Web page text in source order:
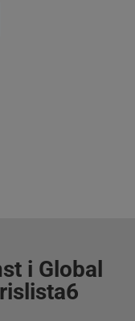
i Global